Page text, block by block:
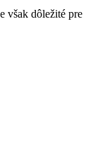
však dôležité pre